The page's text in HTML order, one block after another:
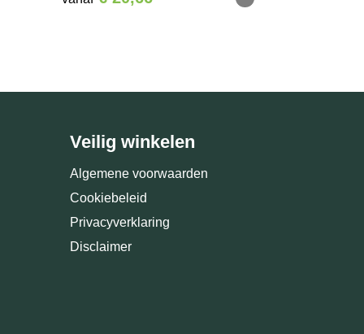
Veilig winkelen
Algemene voorwaarden
Cookiebeleid
Privacyverklaring
Disclaimer